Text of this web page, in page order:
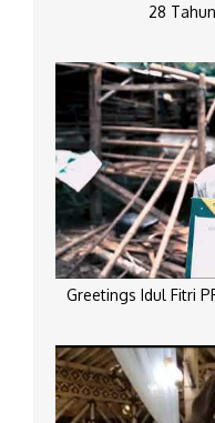
28
Greetings Idul Fitri